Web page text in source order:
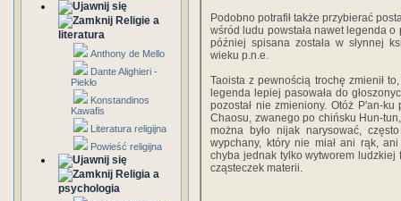
Religie a
literatura
Anthony de Mello
Dante Alighieri -
Piekło
Konstandinos
Kawafis
Literatura religijna
Powieść religijna
Religia a
psychologia
Podobno potrafił także przybierać
wśród ludu powstała nawet legenda
później spisana została w słynnej
wieku p.n.e.
Taoista z pewnością trochę zmienił
legenda lepiej pasowała do
pozostał nie zmieniony. Otóż P'an-
Chaosu, zwanego po chińsku Hun-
można było nijak narysować,
wypchany, który nie miał ani rąk,
chyba jednak tylko wytworem ludzkiej
cząsteczek materii.